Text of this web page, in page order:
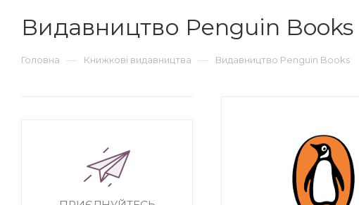
Видавництво Penguin Books
Головна — Книжкові видавництва — Видавництво Penguin Books